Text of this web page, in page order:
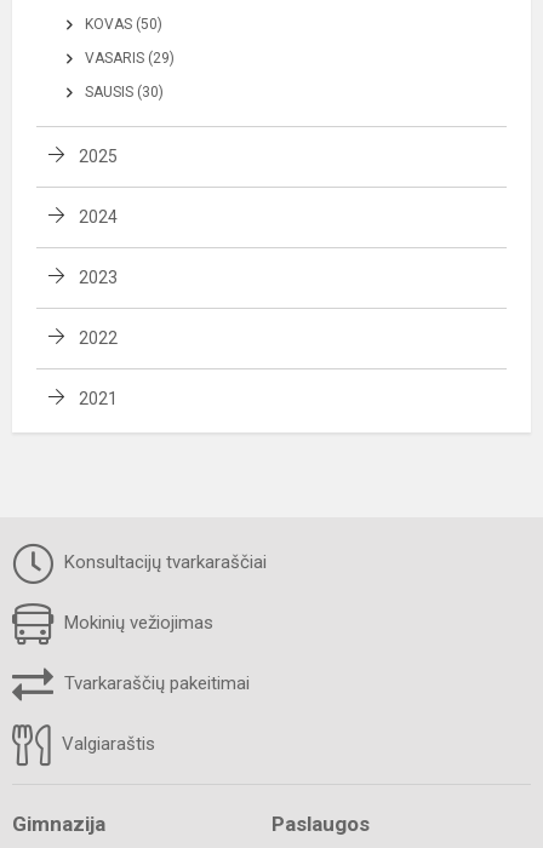
KOVAS (50)
VASARIS (29)
SAUSIS (30)
2025
2024
2023
2022
2021
Konsultacijų tvarkaraščiai
Mokinių vežiojimas
Tvarkaraščių pakeitimai
Valgiaraštis
Gimnazija Paslaugos